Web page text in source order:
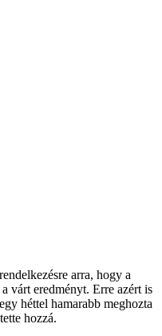
arra, hogy a
várt eredményt. Erre azért is
héttel hamarabb meghozta
hozzá.